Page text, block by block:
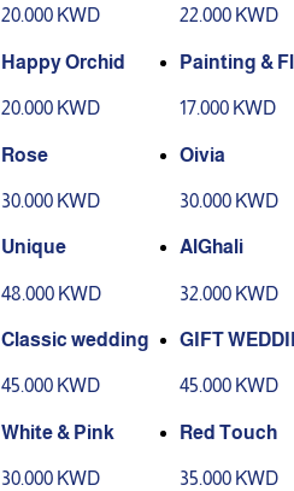
20.000 KWD 22.000 KWD
Happy Orchid
20.000 KWD
Painting &
17.000 KWD
Rose
30.000 KWD
Oivia
30.000 KWD
Unique
48.000 KWD
AlGhali
32.000 KWD
Classic wedding
45.000 KWD
GIFT
45.000 KWD
White & Pink
30.000 KWD
Red Touch
35.000 KWD